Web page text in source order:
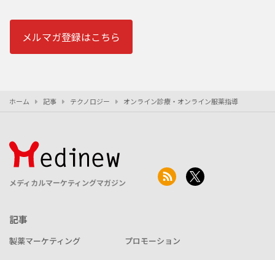
メルマガ登録はこちら
ホーム 記事 テクノロジー オンライン診療・オンライン服薬指導
メディカルマーケティングマガジン
記事
製薬マーケティング プロモーション